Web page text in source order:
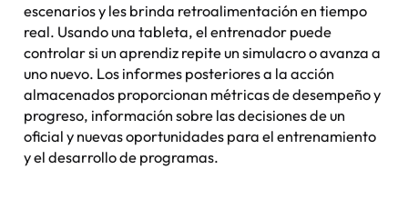
escenarios y les brinda retroalimentación en tiempo
real. Usando una tableta, el entrenador puede
controlar si un aprendiz repite un simulacro o avanza a
uno nuevo. Los informes posteriores a la acción
almacenados proporcionan métricas de desempeño y
progreso, información sobre las decisiones de un
oficial y nuevas oportunidades para el entrenamiento
y el desarrollo de programas.